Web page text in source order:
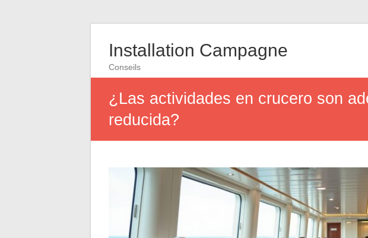
Installation Campagne
Conseils
¿Las actividades en crucero son
reducida?